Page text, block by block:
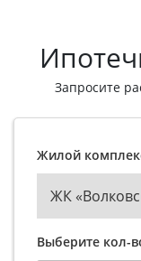
Запросите
Жилой
ЖК
Выберите кол-